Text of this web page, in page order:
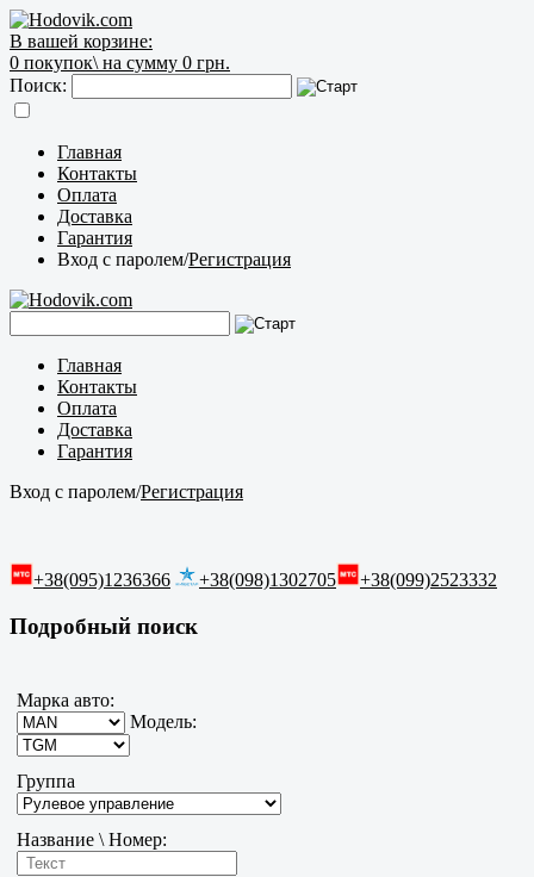
В вашей корзине:
0 покупок\ на сумму 0 грн.
Поиск:
Главная
Контакты
Оплата
Доставка
Гарантия
Вход с паролем/Регистрация
Главная
Контакты
Оплата
Доставка
Гарантия
Вход с паролем/Регистрация
+38(095)1236366 +38(098)1302705 +38(099)2523332
Подробный поиск
Марка авто:
Модель:
Группа
Название \ Номер: